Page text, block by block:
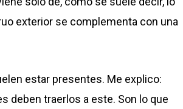
exterior se complementa con una
estar presentes. Me explico:
deben traerlos a este. Son lo que